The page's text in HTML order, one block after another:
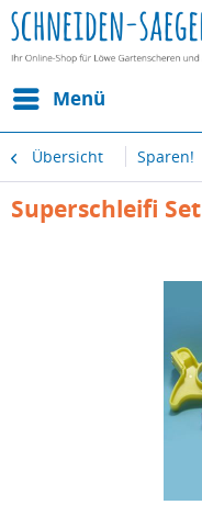
Menü
Übersicht Sparen!
Superschleifi Set